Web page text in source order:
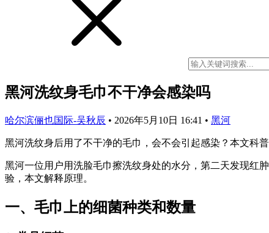
黑河洗纹身毛巾不干净会感染吗
哈尔滨俪也国际-吴秋辰 • 2026年5月10日 16:41 • 黑河
黑河洗纹身后用了不干净的毛巾，会不会引起感染？本文科
黑河一位用户用洗脸毛巾擦洗纹身处的水分，第二天发现红
验，本文解释原理。
一、毛巾上的细菌种类和数量